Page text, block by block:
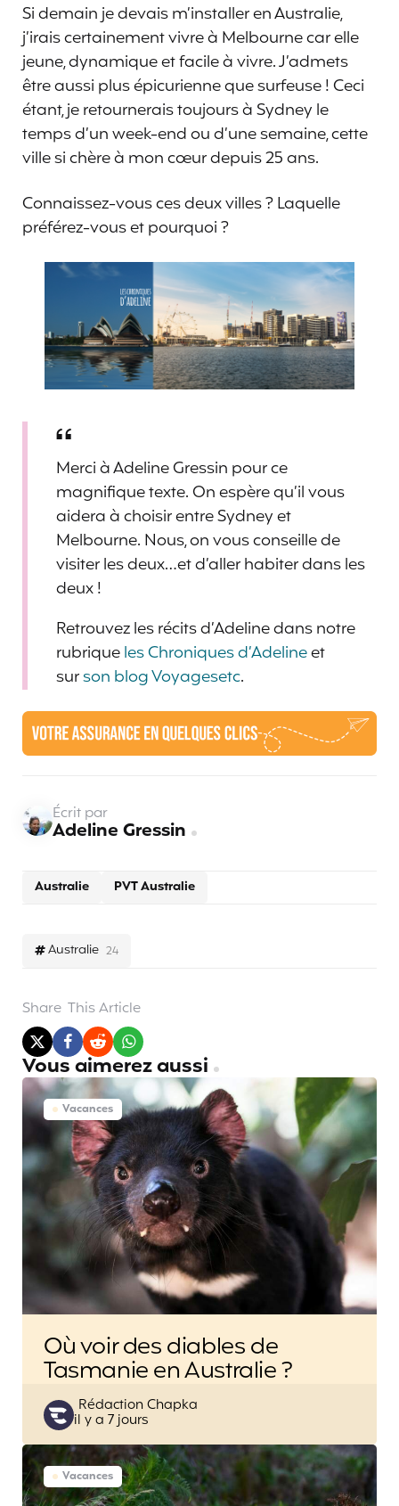
Si demain je devais m’installer en Australie,
j’irais certainement vivre à Melbourne car elle
jeune, dynamique et facile à vivre. J’admets
être aussi plus épicurienne que surfeuse ! Ceci
étant, je retournerais toujours à Sydney le
temps d’un week-end ou d’une semaine, cette
ville si chère à mon cœur depuis 25 ans.
Connaissez-vous ces deux villes ? Laquelle
préférez-vous et pourquoi ?
Merci à Adeline Gressin pour ce
magnifique texte. On espère qu’il vous
aidera à choisir entre Sydney et
Melbourne. Nous, on vous conseille de
visiter les deux…et d’aller habiter dans les
deux !
Retrouvez les récits d’Adeline dans notre
rubriqueles Chroniques d’Adelineet
surson blog Voyagesetc.
Australie 24
Australie PVT Australie
Écrit par
Adeline Gressin
Share This Article
Vous aimerez aussi
Vacances
Où voir des diables de
Tasmanie en Australie ?
Posted
by
Rédaction Chapka
il y a 7 jours
Vacances